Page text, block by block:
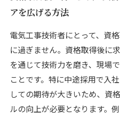
アを広げる方法
電気工事技術者にとって、資
に過ぎません。資格取得後に
を通じて技術力を磨き、現場
ことです。特に中途採用で入
しての期待が大きいため、資
ルの向上が必要となります。